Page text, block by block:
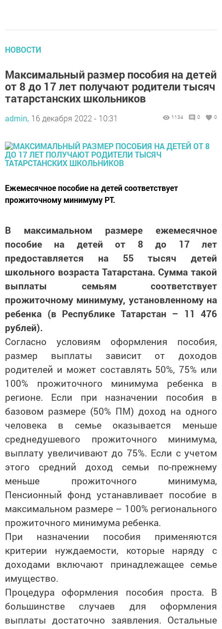
НОВОСТИ
Максимальный размер пособия на детей
от 8 до 17 лет получают родители тысяч
татарстанских школьников
admin, 16 декабря 2022 - 10:31 1134 0 0
Ежемесячное пособие на детей соответствует
прожиточному минимуму РТ.
В максимальном размере ежемесячное
пособие на детей от 8 до 17 лет
предоставляется на 55 тысяч детей
школьного возраста Татарстана. Сумма такой
выплаты семьям соответствует
прожиточному минимуму, установленному на
ребенка (в Республике Татарстан – 11 476
рублей).
Согласно условиям оформления пособия,
размер выплаты зависит от доходов
родителей и может составлять 50%, 75% или
100% прожиточного минимума ребенка в
регионе. Если при назначении пособия в
базовом размере (50% ПМ) доход на одного
человека в семье оказывается меньше
среднедушевого прожиточного минимума,
выплату увеличивают до 75%. Если с учетом
этого средний доход семьи по-прежнему
меньше прожиточного минимума,
Пенсионный фонд устанавливает пособие в
максимальном размере – 100% регионального
прожиточного минимума ребенка.
При назначении пособия применяются
критерии нуждаемости, которые наряду с
доходами включают принадлежащее семье
имущество.
Процедура оформления пособия проста. В
большинстве случаев для оформления
выплаты достаточно заявления. Остальные